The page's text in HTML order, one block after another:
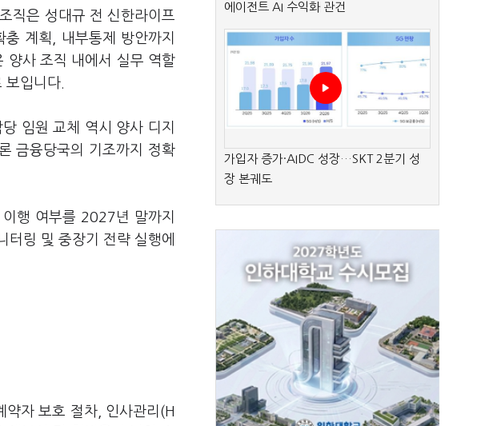
직은 성대규 전 신한라이프
계획, 내부통제 방안까지
양사 조직 내에서 실무 역할
입니다.
임원 교체 역시 양사 디지
금융당국의 기조까지 정확
행 여부를 2027년 말까지
터링 및 중장기 전략 실행에
자 보호 절차, 인사관리(H
에이전트 AI 수익화 관건
가입자 증가·AIDC 성장…SKT 2분기 성
장 본궤도